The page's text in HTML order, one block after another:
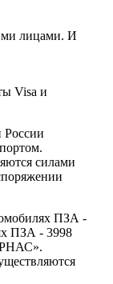
лицами. И
Visa и
России
силами
ПЗА -
ПЗА - 3998